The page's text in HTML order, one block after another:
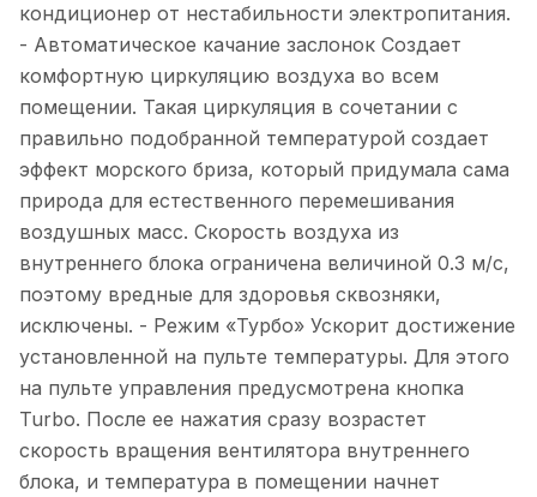
кондиционер от нестабильности электропитания.
- Автоматическое качание заслонок Создает
комфортную циркуляцию воздуха во всем
помещении. Такая циркуляция в сочетании с
правильно подобранной температурой создает
эффект морского бриза, который придумала сама
природа для естественного перемешивания
воздушных масс. Скорость воздуха из
внутреннего блока ограничена величиной 0.3 м/с,
поэтому вредные для здоровья сквозняки,
исключены. - Режим «Турбо» Ускорит достижение
установленной на пульте температуры. Для этого
на пульте управления предусмотрена кнопка
Turbo. После ее нажатия сразу возрастет
скорость вращения вентилятора внутреннего
блока, и температура в помещении начнет